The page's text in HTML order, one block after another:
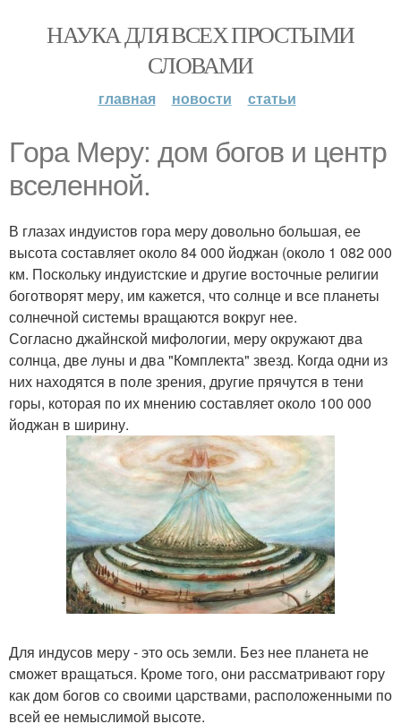
НАУКА ДЛЯ ВСЕХ ПРОСТЫМИ
СЛОВАМИ
главная новости статьи
Гopa Mepy: дом богов и центр
вселенной.
В глазах индуистов гора меру довольно большая, ее
высота составляет около 84 000 йоджан (около 1 082 000
км. Поскольку индуистские и другие восточные религии
боготворят меру, им кажется, что солнце и все планеты
солнечной системы вращаются вокруг нее.
Согласно джайнской мифологии, меру окружают два
солнца, две луны и два "Комплекта" звезд. Когда одни из
них находятся в поле зрения, другие прячутся в тени
горы, которая по их мнению составляет около 100 000
йоджан в ширину.
Для индусов меру - это ось земли. Без нее планета не
сможет вращаться. Кроме того, они рассматривают гору
как дом богов со своими царствами, расположенными по
всей ее немыслимой высоте.